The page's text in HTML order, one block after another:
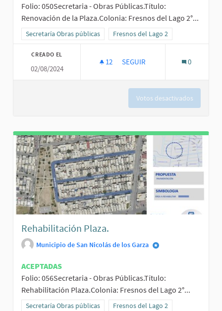
Folio: 050Secretaria - Obras Públicas.Título:
Renovación de la Plaza.Colonia: Fresnos del Lago 2°...
Resultados al filtrar por la categoría: Secretaría Obras públicas
Secretaría Obras públicas Resultados al filtrar por el ámbito:
Fresnos del Lago 2
CREADO EL
02/08/2024
12 12 SEGUIDORAS
SEGUIR 0
Votos desactivados
Rehabilitación Plaza.
Municipio de San Nicolás de los Garza
ACEPTADAS
Folio: 056Secretaria - Obras Públicas.Título:
Rehabilitación Plaza.Colonia: Fresnos del Lago 2°...
Resultados al filtrar por la categoría: Secretaría Obras públicas
Secretaría Obras públicas Resultados al filtrar por el ámbito:
Fresnos del Lago 2